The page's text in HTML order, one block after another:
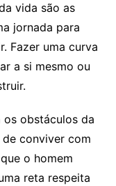
vida são as
jornada para
Fazer uma curva
a si mesmo ou
obstáculos da
de conviver com
o homem
reta respeita